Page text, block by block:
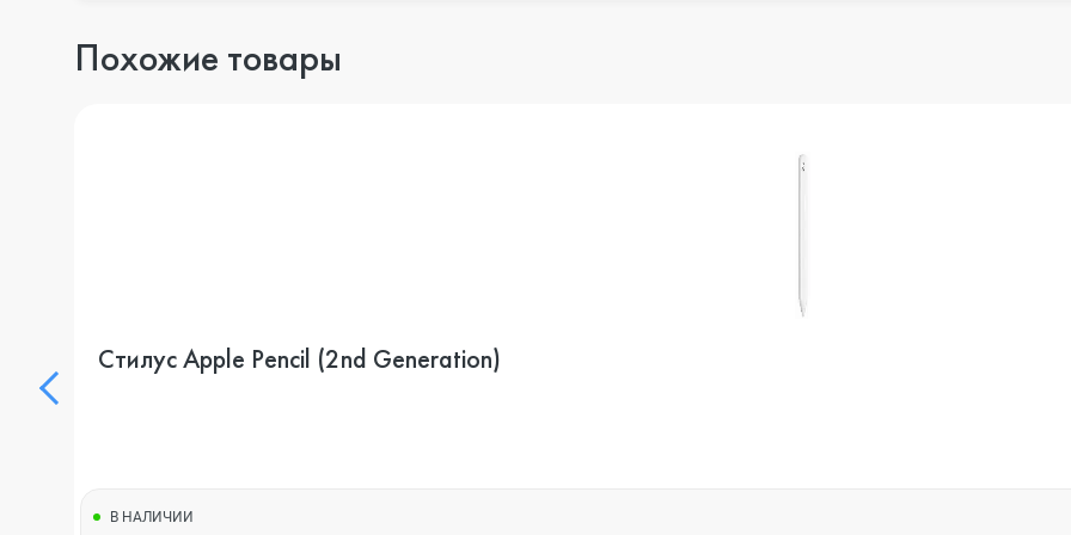
Похожие товары
Стилус Apple Pencil (2nd Generation)
В НАЛИЧИИ